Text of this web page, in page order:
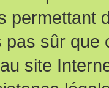
permettant
pas sûr
site